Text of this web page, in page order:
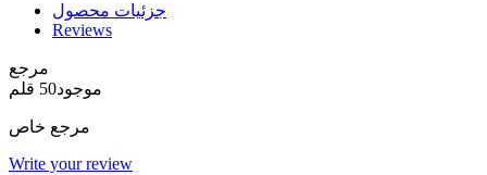
جزئیات محصول
Reviews
مرجع
موجود50 قلم
مرجع خاص
Write your review